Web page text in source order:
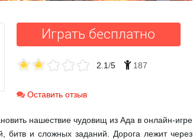
Играть бесплатно
2.1/5 187
Оставить отзыв
нашествие чудовищ из Ада в онлайн-игре
битв и сложных заданий. Дорога лежит через